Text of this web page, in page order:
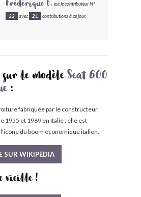
Frédérique E. est le contributeur N°
22 avec 21 contributions à ce jour.
le modèle Seat 600
:
fabriquée par le constructeur
1955 et 1969 en Italie ; elle est
du boom économique italien.
SUR WIKIPÉDIA
vieille !